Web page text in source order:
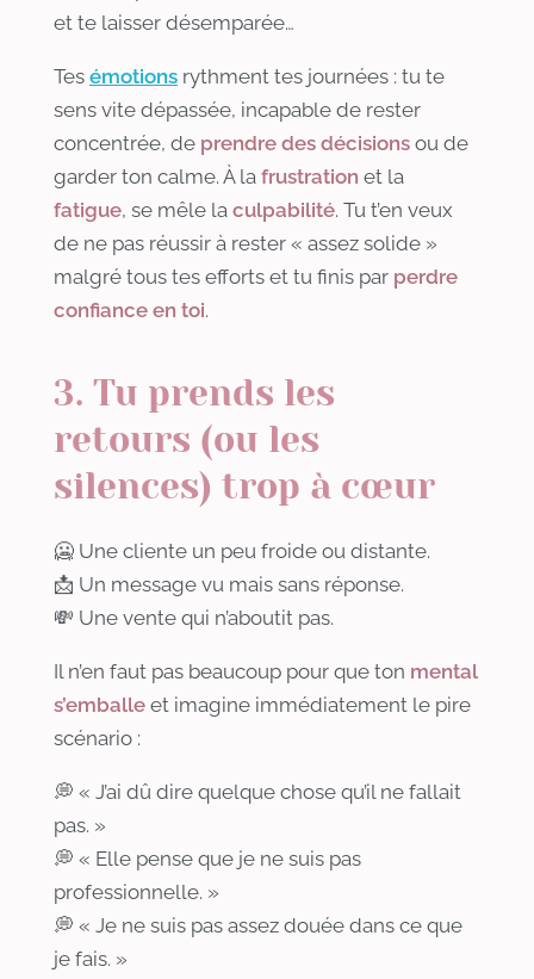
et te laisser désemparée…
Tes émotions rythment tes journées : tu te
sens vite dépassée, incapable de rester
concentrée, de prendre des décisions ou de
garder ton calme. À la frustration et la
fatigue, se mêle la culpabilité. Tu t’en veux
de ne pas réussir à rester « assez solide »
malgré tous tes efforts et tu finis par perdre
confiance en toi.
3. Tu prends les
retours (ou les
silences) trop à cœur
🥶 Une cliente un peu froide ou distante.
📩 Un message vu mais sans réponse.
💸 Une vente qui n’aboutit pas.
Il n’en faut pas beaucoup pour que ton mental
s’emballe et imagine immédiatement le pire
scénario :
💭 « J’ai dû dire quelque chose qu’il ne fallait
pas. »
💭 « Elle pense que je ne suis pas
professionnelle. »
💭 « Je ne suis pas assez douée dans ce que
je fais. »